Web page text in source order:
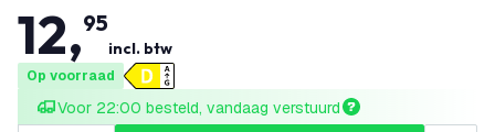
12,95
incl. btw
Op voorraad
Voor 22:00 besteld, vandaag verstuurd